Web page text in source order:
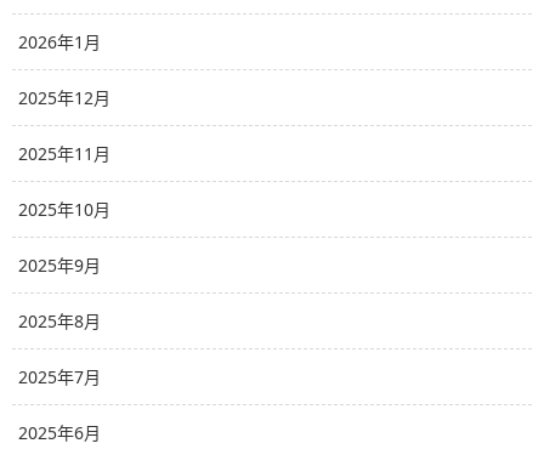
2026年1月
2025年12月
2025年11月
2025年10月
2025年9月
2025年8月
2025年7月
2025年6月